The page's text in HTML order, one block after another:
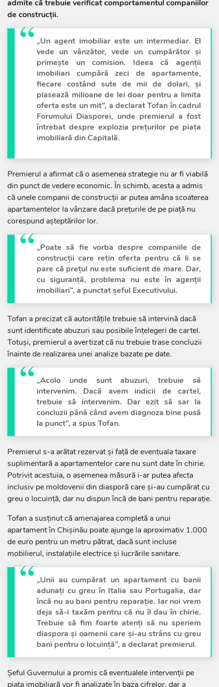
admite că trebuie verificat comportamentul companiilor
de construcții.
„Un agent imobiliar este un intermediar. El
vede un vânzător, vede un cumpărător și
primește un comision. Ideea că agenții
imobiliari cumpără zeci de apartamente,
fiecare costând sute de mii de dolari, și
plasează milioane de lei doar pentru a limita
oferta este un mit”, a declarat Tofan în cadrul
Forumului Diasporei, unde premierul a fost
întrebat despre explozia prețurilor pe piața
imobiliară din Capitală.
Premierul a afirmat că o asemenea strategie nu ar fi viabilă
din punct de vedere economic. În schimb, acesta a admis
că unele companii de construcții ar putea amâna scoaterea
apartamentelor la vânzare dacă prețurile de pe piață nu
corespund așteptărilor lor.
„Poate să fie vorba despre companiile de
construcții care rețin oferta pentru că li se
pare că prețul nu este suficient de mare. Dar,
cu siguranță, problema nu este în agenții
imobiliari”, a punctat șeful Executivului.
Tofan a precizat că autoritățile trebuie să intervină dacă
sunt identificate abuzuri sau posibile înțelegeri de cartel.
Totuși, premierul a avertizat că nu trebuie trase concluzii
înainte de realizarea unei analize bazate pe date.
„Acolo unde sunt abuzuri, trebuie să
intervenim. Dacă avem indicii de cartel,
trebuie să intervenim. Dar ezit să sar la
concluzii până când avem diagnoza bine pusă
la punct”, a spus Tofan.
Premierul s-a arătat rezervat și față de eventuala taxare
suplimentară a apartamentelor care nu sunt date în chirie.
Potrivit acestuia, o asemenea măsură i-ar putea afecta
inclusiv pe moldovenii din diasporă care și-au cumpărat cu
greu o locuință, dar nu dispun încă de bani pentru reparație.
Tofan a susținut că amenajarea completă a unui
apartament în Chișinău poate ajunge la aproximativ 1.000
de euro pentru un metru pătrat, dacă sunt incluse
mobilierul, instalațiile electrice și lucrările sanitare.
„Unii au cumpărat un apartament cu banii
adunați cu greu în Italia sau Portugalia, dar
încă nu au bani pentru reparație. Iar noi vrem
deja să-i taxăm pentru că nu îl dau în chirie.
Trebuie să fim foarte atenți să nu speriem
diaspora și oamenii care și-au strâns cu greu
bani pentru o locuință”, a declarat premierul.
Șeful Guvernului a promis că eventualele intervenții pe
piața imobiliară vor fi analizate în baza cifrelor, dar a